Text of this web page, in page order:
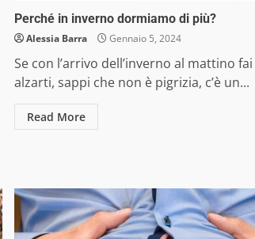
Perché in inverno dormiamo di più?
Alessia Barra Gennaio 5, 2024
Se con l’arrivo dell’inverno al mattino
alzarti, sappi che non è pigrizia, c’è un...
Read More